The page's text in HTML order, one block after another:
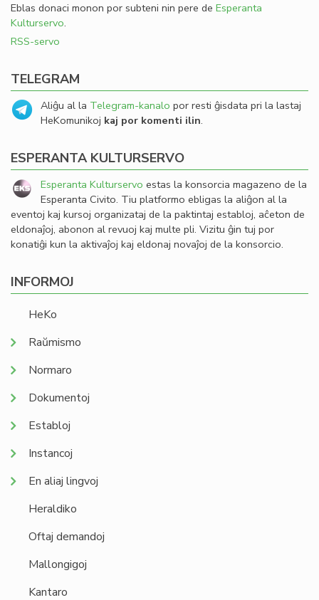
Eblas donaci monon por subteni nin pere de Esperanta
Kulturservo.
RSS-servo
TELEGRAM
Aliĝu al la Telegram-kanalo por resti ĝisdata pri la lastaj
HeKomunikoj kaj por komenti ilin.
ESPERANTA KULTURSERVO
Esperanta Kulturservo estas la konsorcia magazeno de la
Esperanta Civito. Tiu platformo ebligas la aliĝon al la
eventoj kaj kursoj organizataj de la paktintaj establoj, aĉeton de
eldonaĵoj, abonon al revuoj kaj multe pli. Vizitu ĝin tuj por
konatiĝi kun la aktivaĵoj kaj eldonaj novaĵoj de la konsorcio.
INFORMOJ
HeKo
Raŭmismo
Normaro
Dokumentoj
Establoj
Instancoj
En aliaj lingvoj
Heraldiko
Oftaj demandoj
Mallongigoj
Kantaro